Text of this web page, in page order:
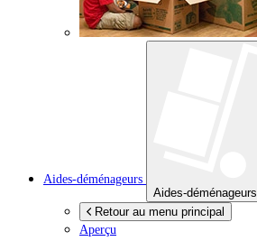
Aides-déménageurs
Aides-déménageurs
Retour au menu principal
Aperçu